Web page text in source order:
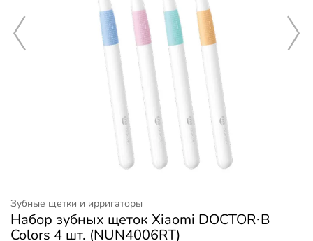
Зубные щетки и ирригаторы
Набор зубных щеток Xiaomi DOCTOR·B
Colors 4 шт. (NUN4006RT)